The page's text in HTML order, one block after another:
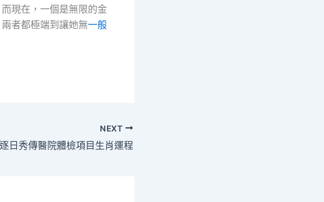
現在，一個是無限的金
兩者都極端到讓她無一般
NEXT
逐日秀傳醫院體檢項目生肖運程